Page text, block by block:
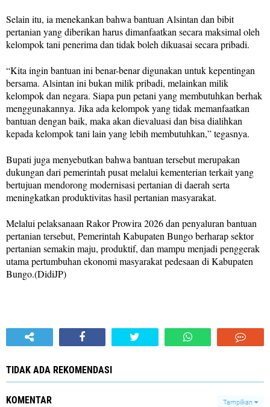
Selain itu, ia menekankan bahwa bantuan Alsintan dan bibit
pertanian yang diberikan harus dimanfaatkan secara maksimal oleh
kelompok tani penerima dan tidak boleh dikuasai secara pribadi.
“Kita ingin bantuan ini benar-benar digunakan untuk kepentingan
bersama. Alsintan ini bukan milik pribadi, melainkan milik
kelompok dan negara. Siapa pun petani yang membutuhkan berhak
menggunakannya. Jika ada kelompok yang tidak memanfaatkan
bantuan dengan baik, maka akan dievaluasi dan bisa dialihkan
kepada kelompok tani lain yang lebih membutuhkan,” tegasnya.
Bupati juga menyebutkan bahwa bantuan tersebut merupakan
dukungan dari pemerintah pusat melalui kementerian terkait yang
bertujuan mendorong modernisasi pertanian di daerah serta
meningkatkan produktivitas hasil pertanian masyarakat.
Melalui pelaksanaan Rakor Prowira 2026 dan penyaluran bantuan
pertanian tersebut, Pemerintah Kabupaten Bungo berharap sektor
pertanian semakin maju, produktif, dan mampu menjadi penggerak
utama pertumbuhan ekonomi masyarakat pedesaan di Kabupaten
Bungo.(DidiJP)
TIDAK ADA REKOMENDASI
KOMENTAR Tampilkan